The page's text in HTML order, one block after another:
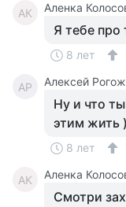
АК Аленка
Я тебе
8 лет
АР Алексей
Ну и что
этим жить
8 лет
АК Аленка
Смотри